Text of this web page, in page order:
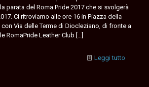
parata del Roma Pride 2017 che si svolgerà
Ci ritroviamo alle ore 16 in Piazza della
Via delle Terme di Diocleziano, di fronte a
RomaPride Leather Club […]
Leggi tutto